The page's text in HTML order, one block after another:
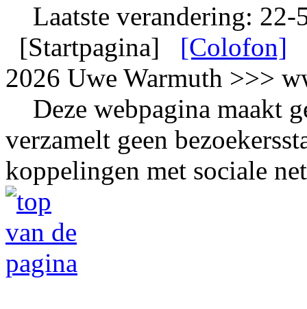
Laatste verandering: 22-
[Startpagina] [Colofon]
2026 Uwe Warmuth >>>
Deze webpagina maakt
verzamelt geen
koppelingen met sociale